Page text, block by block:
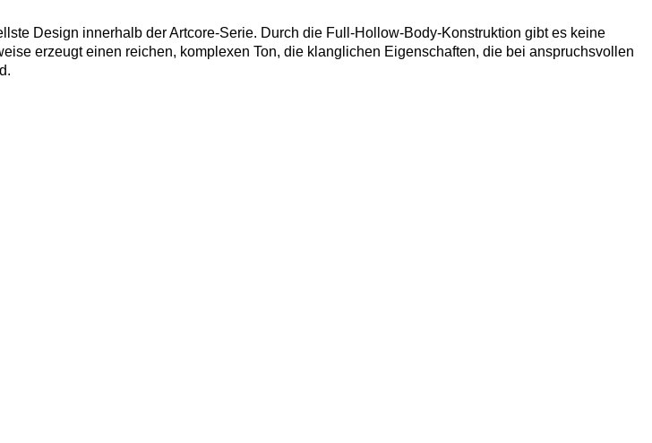
Design innerhalb der Artcore-Serie. Durch die Full-Hollow-Body-Konstruktion gibt es keine
erzeugt einen reichen, komplexen Ton, die klanglichen Eigenschaften, die bei anspruchsvollen